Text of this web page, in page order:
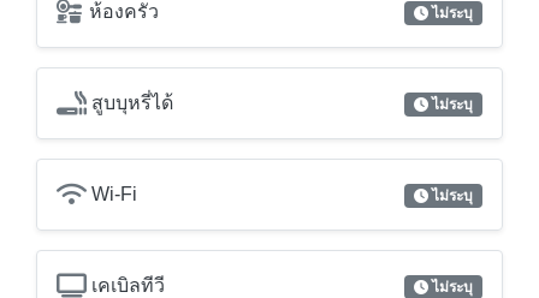
ห้องครัว ไม่ระบุ
สูบบุหรี่ได้ ไม่ระบุ
Wi-Fi ไม่ระบุ
เคเบิลทีวี ไม่ระบุ